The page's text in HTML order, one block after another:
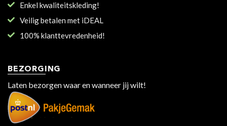
Enkel kwaliteitskleding!
Veilig betalen met iDEAL
100% klanttevredenheid!
BEZORGING
Laten bezorgen waar en wanneer jij wilt!